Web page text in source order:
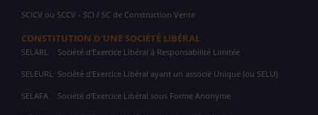
SCICV ou SCCV - SCI / SC de Construction Vente
CONSTITUTION D'UNE SOCIÉTÉ LIBÉRAL
SELARL Société d'Exercice Libéral à Responsabilité Limitée
SELEURL Société d'Exercice Libéral ayant un associé Unique (ou SELU)
SELAFA Société d'Exercice Libéral sous Forme Anonyme